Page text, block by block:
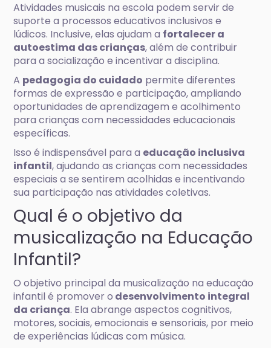
Atividades musicais na escola podem servir de
suporte a processos educativos inclusivos e
lúdicos. Inclusive, elas ajudam a fortalecer a
autoestima das crianças, além de contribuir
para a socialização e incentivar a disciplina.
A pedagogia do cuidado permite diferentes
formas de expressão e participação, ampliando
oportunidades de aprendizagem e acolhimento
para crianças com necessidades educacionais
específicas.
Isso é indispensável para a educação inclusiva
infantil, ajudando as crianças com necessidades
especiais a se sentirem acolhidas e incentivando
sua participação nas atividades coletivas.
Qual é o objetivo da
musicalização na Educação
Infantil?
O objetivo principal da musicalização na educação
infantil é promover o desenvolvimento integral
da criança. Ela abrange aspectos cognitivos,
motores, sociais, emocionais e sensoriais, por meio
de experiências lúdicas com música.